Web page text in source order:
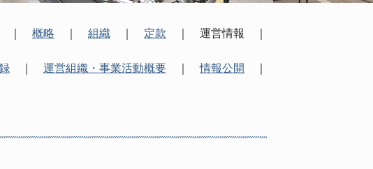
概略 組織 定款 ｜ 運営情報 ｜
運営組織・事業活動概要 ｜情報公開